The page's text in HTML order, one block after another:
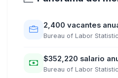
2,400 vacantes
Bureau of Labor
$352,220 salario
Bureau of Labor